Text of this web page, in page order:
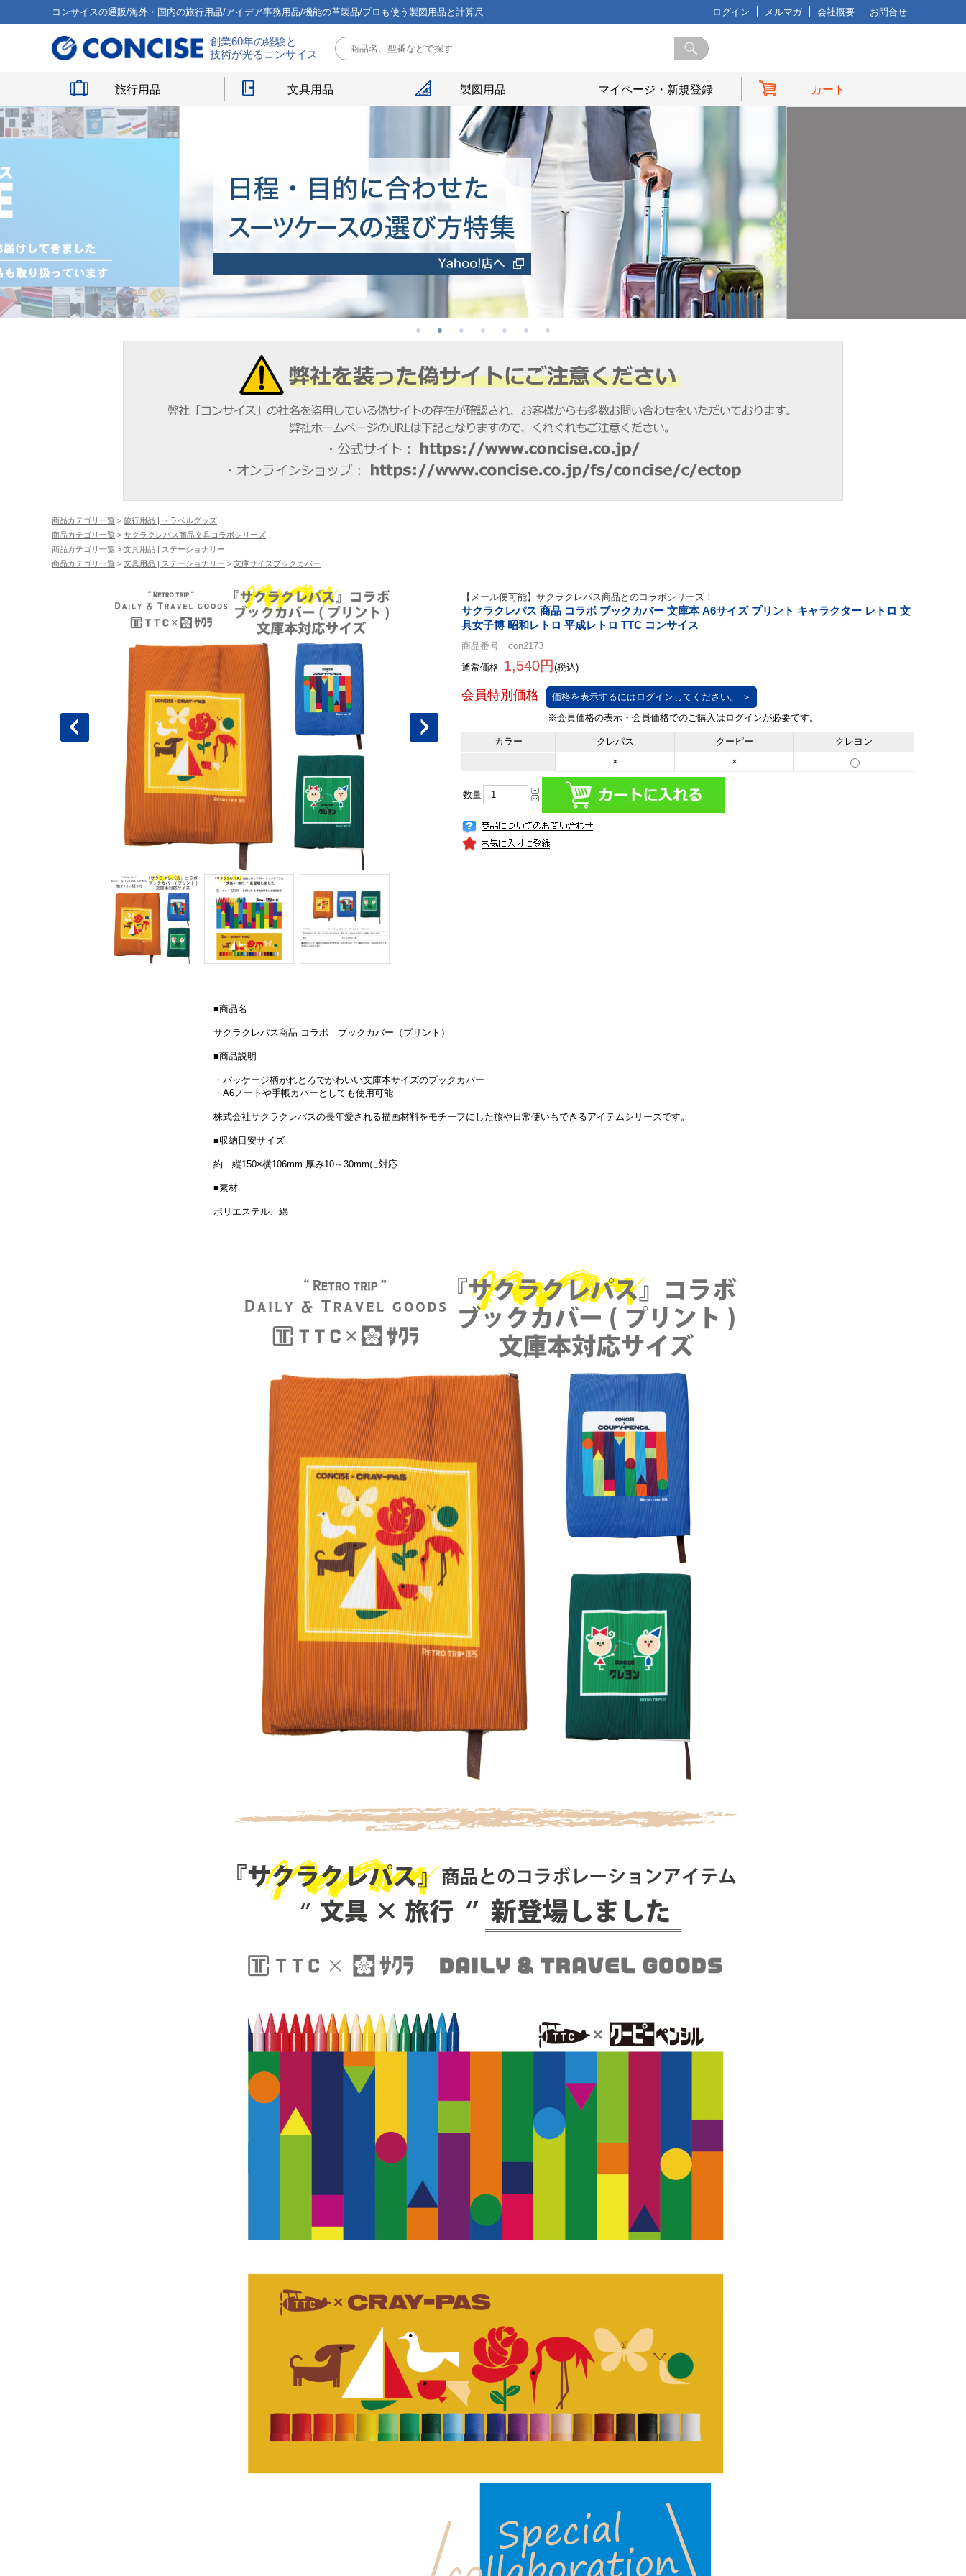
コンサイスの通販/海外・国内の旅行用品/アイデア事務用品/機能の革製品/プロも使う製図用品と計算尺 ログイン メルマガ 会社概要 お問合せ
創業60年の経験と
技術が光るコンサイス
旅行用品 文具用品 製図用品 マイページ・新規登録 カート
商品カテゴリ一覧 > 旅行用品 | トラベルグッズ
商品カテゴリ一覧 > サクラクレパス商品文具コラボシリーズ
商品カテゴリ一覧 > 文具用品 | ステーショナリー
商品カテゴリ一覧 > 文具用品 | ステーショナリー > 文庫サイズブックカバー
【メール便可能】サクラクレパス商品とのコラボシリーズ！
サクラクレパス 商品 コラボ ブックカバー 文庫本 A6サイズ プリント キャラクター レトロ 文
具女子博 昭和レトロ 平成レトロ TTC コンサイス
商品番号 con2173
通常価格 1,540円 (税込)
価格を表示するにはログインしてください。 ＞
カラー クレパス クーピー
クレヨン
×
×
数量
■商品名
サクラクレパス商品 コラボ ブックカバー（プリント）
■商品説明
・パッケージ柄がれとろでかわいい文庫本サイズのブックカバー
・A6ノートや手帳カバーとしても使用可能
株式会社サクラクレパスの長年愛される描画材料をモチーフにした旅や日常使いもできるアイテムシリーズです。
■収納目安サイズ
約 縦150×横106mm 厚み10～30mmに対応
■素材
ポリエステル、綿